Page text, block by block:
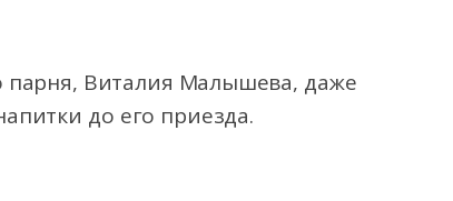
парня, Виталия Малышева, даже
до его приезда.